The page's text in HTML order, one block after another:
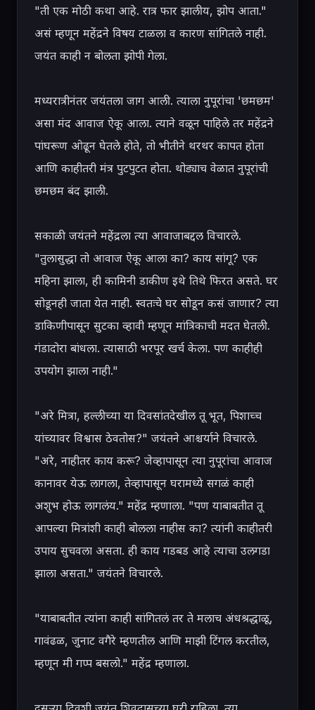
"ती एक मोठी कथा आहे. रात्र फार झालीय, झोप आता."
असं म्हणून महेंद्रने विषय टाळला व कारण सांगितले नाही.
जयंत काही न बोलता झोपी गेला.
मध्यरात्रीनंतर जयंतला जाग आली. त्याला नुपूरांचा 'छमछम'
असा मंद आवाज ऐकू आला. त्याने वळून पाहिले तर महेंद्रने
पांघरूण ओढून घेतले होते, तो भीतीने थरथर कापत होता
आणि काहीतरी मंत्र पुटपुटत होता. थोड्याच वेळात नुपूरांची
छमछम बंद झाली.
सकाळी जयंतने महेंद्रला त्या आवाजाबद्दल विचारले.
"तुलासुद्धा तो आवाज ऐकू आला का? काय सांगू? एक
महिना झाला, ही कामिनी डाकीण इथे तिथे फिरत असते. घर
सोडूनही जाता येत नाही. स्वतःचे घर सोडून कसं जाणार? त्या
डाकिणीपासून सुटका व्हावी म्हणून मांत्रिकाची मदत घेतली.
गंडादोरा बांधला. त्यासाठी भरपूर खर्च केला. पण काहीही
उपयोग झाला नाही."
"अरे मित्रा, हल्लीच्या या दिवसांतदेखील तू भूत, पिशाच्च
यांच्यावर विश्वास ठेवतोस?" जयंतने आश्चर्याने विचारले.
"अरे, नाहीतर काय करू? जेव्हापासून त्या नुपूरांचा आवाज
कानावर येऊ लागला, तेव्हापासून घरामध्ये सगळं काही
अशुभ होऊ लागलंय." महेंद्र म्हणाला. "पण याबाबतीत तू
आपल्या मित्रांशी काही बोलला नाहीस का? त्यांनी काहीतरी
उपाय सुचवला असता. ही काय गडबड आहे त्याचा उलगडा
झाला असता." जयंतने विचारले.
"याबाबतीत त्यांना काही सांगितलं तर ते मलाच अंधश्रद्धाळू,
गावंढळ, जुनाट वगैरे म्हणतील आणि माझी टिंगल करतील,
म्हणून मी गप्प बसलो." महेंद्र म्हणाला.